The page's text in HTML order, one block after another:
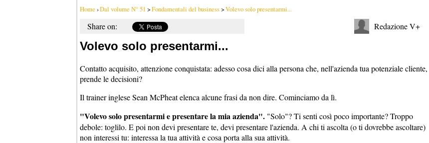
Home ›Dal volume N° 51 >Fondamentali del business>Volevo solo presentarmi...
Share on: Redazione V+
Volevo solo presentarmi...
Contatto acquisito, attenzione conquistata: adesso cosa dici alla persona che, nell'azienda tua potenziale cliente,
prende le decisioni?
Il trainer inglese Sean McPheat elenca alcune frasi da non dire. Cominciamo da lì.
"Volevo solo presentarmi e presentare la mia azienda". "Solo"? Ti senti così poco importante? Troppo
debole: toglilo. E poi non devi presentare te, devi presentare l'azienda. A chi ti ascolta (o ti dovrebbe ascoltare)
non interessi tu: interessa la tua attività e cosa porta alla sua attività.